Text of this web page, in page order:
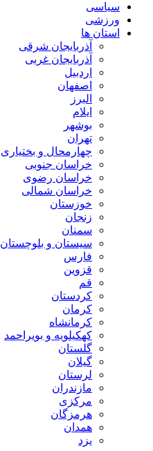
سیاسی
ورزشی
استان ها
آذربایجان شرقی
آذربایجان غربی
اردبیل
اصفهان
البرز
ایلام
بوشهر
تهران
چهارمحال و بختیاری
خراسان جنوبی
خراسان رضوی
خراسان شمالی
خوزستان
زنجان
سمنان
سیستان و بلوچستان
فارس
قزوین
قم
کردستان
کرمان
کرمانشاه
کهکیلویه و بویراحمد
گلستان
گیلان
لرستان
مازندران
مرکزی
هرمزگان
همدان
یزد